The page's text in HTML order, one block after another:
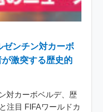
ゼンチン対カーボ
激突する歴史的
対カーボベルデ、歴
注目 FIFAワールドカ